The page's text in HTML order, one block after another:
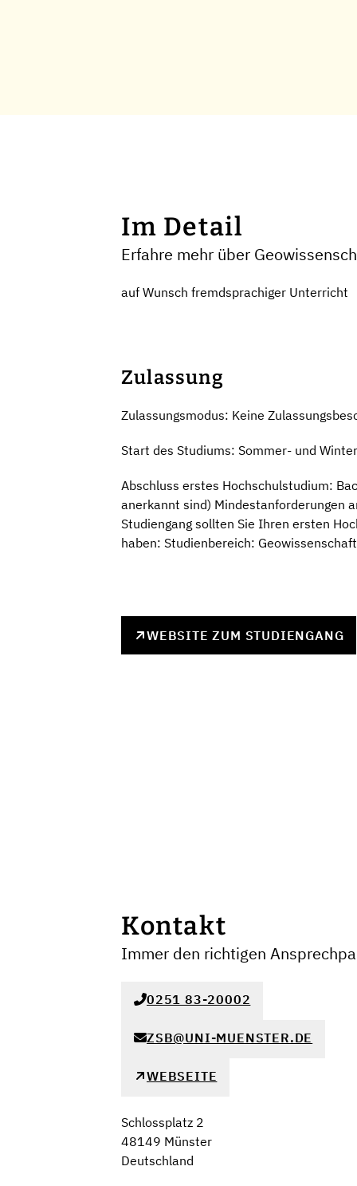
Im Detail
Erfahre mehr über
auf Wunsch fremdsprachiger Unterricht
Zulassung
Zulassungsmodus: Keine
Start des Studiums: Sommer- und
Abschluss erstes Hochschulstudium:
anerkannt sind) Mindestanforderungen
Studiengang sollten Sie Ihren ersten
haben: Studienbereich:
WEBSITE ZUM STUDIENGANG
Kontakt
Immer den richtigen
0251 83-20002
ZSB@UNI-MUENSTER.DE
WEBSEITE
Schlossplatz 2
48149 Münster
Deutschland